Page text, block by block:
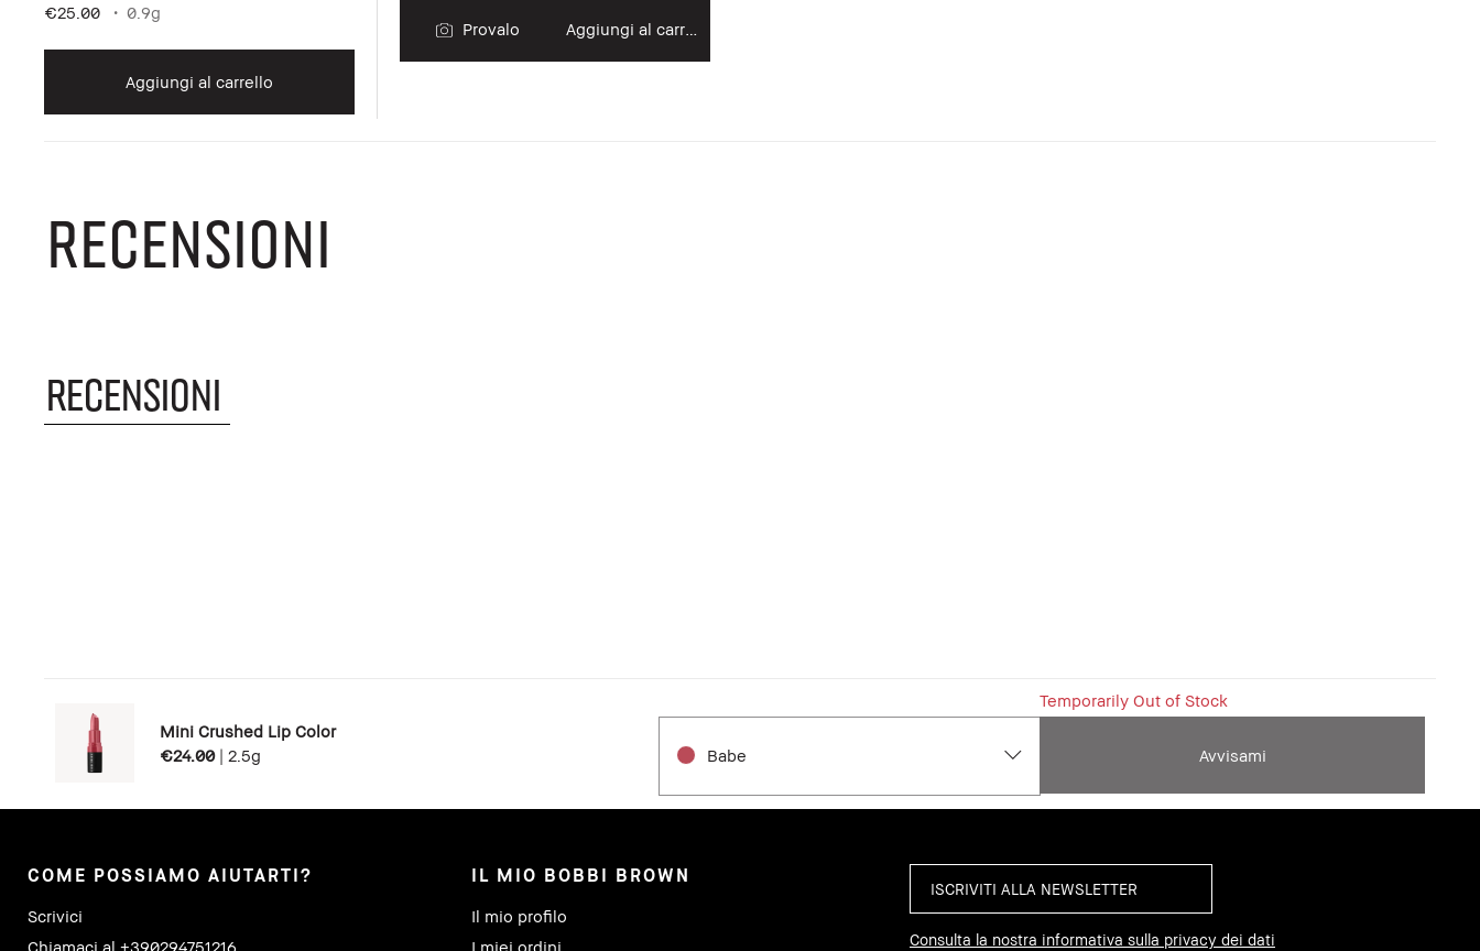
€25.00 0.9g
Aggiungi al carrello
Provalo
RECENSIONI
RECENSIONI
Mini Crushed Lip Color
€24.00 | 2.5g
Temporarily Out of Stock
Babe Avvisami
COME POSSIAMO AIUTARTI?
Scrivici
Chiamaci al +390294751216
IL MIO BOBBI BROWN
Il mio profilo
I miei ordini
Consulta la nostra informativa sulla privacy dei dati